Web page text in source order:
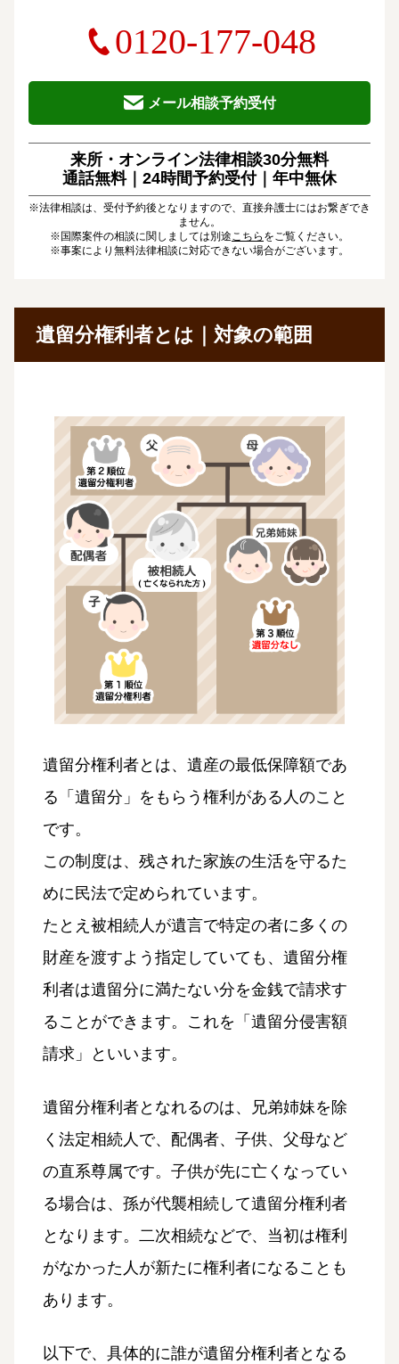
0120-177-048
メール相談予約受付
来所・オンライン法律相談30分無料
通話無料｜24時間予約受付｜ 年中無休
※法律相談は、受付予約後となりますので、直接弁護士にはお繋ぎでき
ません。
※国際案件の相談に関しましては別途 こちら をご覧ください。
※事案により無料法律相談に対応できない場合がございます。
遺留分権利者とは｜対象の範囲
遺留分権利者とは、遺産の最低保障額であ
る「遺留分」をもらう権利がある人のこと
です。
この制度は、残された家族の生活を守るた
めに民法で定められています。
たとえ被相続人が遺言で特定の者に多くの
財産を渡すよう指定していても、遺留分権
利者は遺留分に満たない分を金銭で請求す
ることができます。これを「遺留分侵害額
請求」といいます。
遺留分権利者となれるのは、兄弟姉妹を除
く法定相続人で、配偶者、子供、父母など
の直系尊属です。子供が先に亡くなってい
る場合は、孫が代襲相続して遺留分権利者
となります。二次相続などで、当初は権利
がなかった人が新たに権利者になることも
あります。
以下で、具体的に誰が遺留分権利者となる